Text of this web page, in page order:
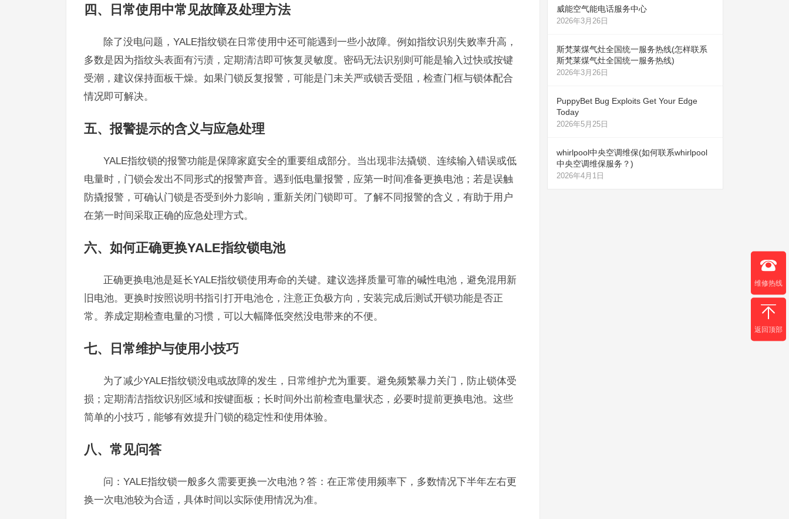
四、日常使用中常见故障及处理方法
除了没电问题，YALE指纹锁在日常使用中还可能遇到一些小故障。例如指纹识别失败率升高，
多数是因为指纹头表面有污渍，定期清洁即可恢复灵敏度。密码无法识别则可能是输入过快或按键
受潮，建议保持面板干燥。如果门锁反复报警，可能是门未关严或锁舌受阻，检查门框与锁体配合
情况即可解决。
五、报警提示的含义与应急处理
YALE指纹锁的报警功能是保障家庭安全的重要组成部分。当出现非法撬锁、连续输入错误或低
电量时，门锁会发出不同形式的报警声音。遇到低电量报警，应第一时间准备更换电池；若是误触
防撬报警，可确认门锁是否受到外力影响，重新关闭门锁即可。了解不同报警的含义，有助于用户
在第一时间采取正确的应急处理方式。
六、如何正确更换YALE指纹锁电池
正确更换电池是延长YALE指纹锁使用寿命的关键。建议选择质量可靠的碱性电池，避免混用新
旧电池。更换时按照说明书指引打开电池仓，注意正负极方向，安装完成后测试开锁功能是否正
常。养成定期检查电量的习惯，可以大幅降低突然没电带来的不便。
七、日常维护与使用小技巧
为了减少YALE指纹锁没电或故障的发生，日常维护尤为重要。避免频繁暴力关门，防止锁体受
损；定期清洁指纹识别区域和按键面板；长时间外出前检查电量状态，必要时提前更换电池。这些
简单的小技巧，能够有效提升门锁的稳定性和使用体验。
八、常见问答
问：YALE指纹锁一般多久需要更换一次电池？答：在正常使用频率下，多数情况下半年左右更
换一次电池较为合适，具体时间以实际使用情况为准。
威能空气能电话服务中心
2026年3月26日
斯梵莱煤气灶全国统一服务热线(怎样联系
斯梵莱煤气灶全国统一服务热线)
2026年3月26日
PuppyBet Bug Exploits Get Your Edge
Today
2026年5月25日
whirlpool中央空调维保(如何联系whirlpool
中央空调维保服务？)
2026年4月1日
维修热线
返回顶部